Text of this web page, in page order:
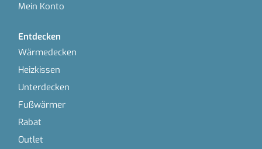
Mein Konto
Entdecken
Wärmedecken
Heizkissen
Unterdecken
Fußwärmer
Rabat
Outlet